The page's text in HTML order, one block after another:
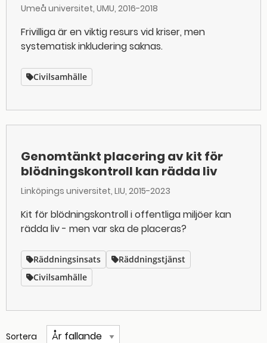
Umeå universitet, UMU 2016-2018
Frivilliga är en viktig resurs vid kriser, men
systematisk inkludering saknas.
Civilsamhälle
Genomtänkt placering av kit för
blödningskontroll kan rädda liv
Linköpings universitet, LIU 2015-2023
Kit för blödningskontroll i offentliga miljöer kan
rädda liv - men var ska de placeras?
Räddningsinsats
Räddningstjänst
Civilsamhälle
Sortera